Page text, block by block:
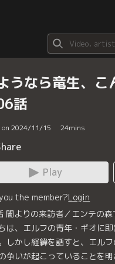
うなら竜生、こ
話
2024/11/15 24mins
Play
the member?Login
闇よりの来訪者／エンテの
は、エルフの青年・ギオに
しかし経緯を話すと、エル
争いが起こっていることを